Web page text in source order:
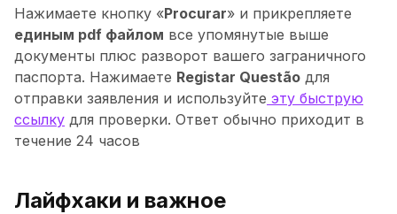
Нажимаете кнопку «Procurar» и прикрепляете
единым pdf файлом все упомянутые выше
документы плюс разворот вашего заграничного
паспорта. Нажимаете Registar Questão для
отправки заявления и используйте эту быструю
ссылку для проверки. Ответ обычно приходит в
течение 24 часов
Лайфхаки и важное